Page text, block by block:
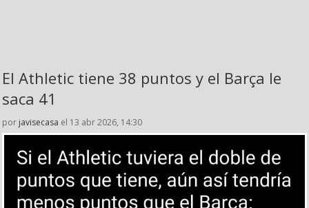
El Athletic tiene 38 puntos y el Barça le
saca 41
por javisecasa el 13 abr 2026, 14:30